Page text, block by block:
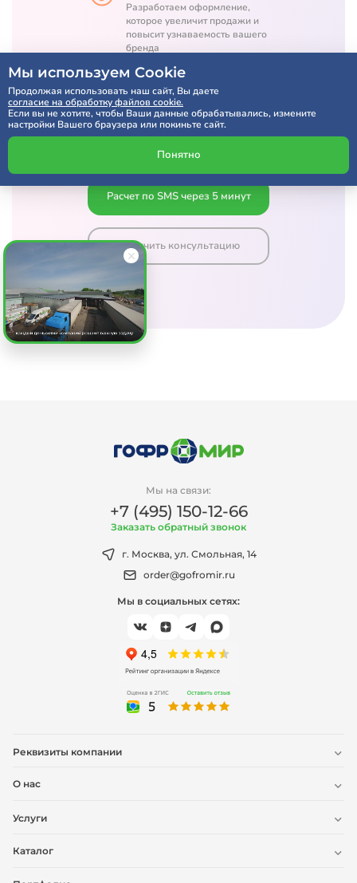
Разработаем оформление,
которое увеличит продажи и
повысит узнаваемость вашего
бренда
Нанесем печать
Перед производством партии
предоставим 3D-макет для
проверки точности нанесения
печати
Расчет по SMS через 5 минут
Получить консультацию
Мы на связи:
+7 (495) 150-12-66
Заказать обратный звонок
г. Москва, ул. Смольная, 14
order@gofromir.ru
Мы в социальных сетях:
Реквизиты компании
О нас
Услуги
Каталог
Мы используем Cookie
Продолжая использовать наш сайт, Вы даете
согласие на обработку файлов cookie.
Если вы не хотите, чтобы Ваши данные обрабатывались, измените
настройки Вашего браузера или покиньте сайт.
Понятно